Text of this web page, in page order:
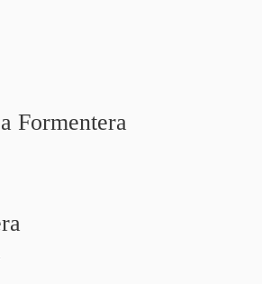
Formentera